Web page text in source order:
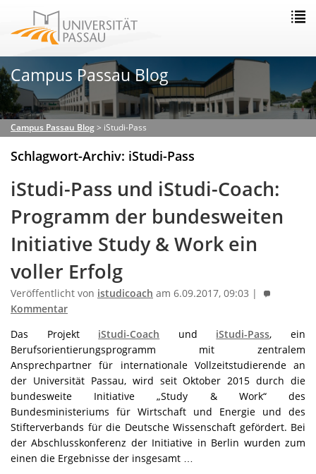
Campus Passau Blog
Campus Passau Blog> iStudi-Pass
Schlagwort-Archiv: iStudi-Pass
iStudi-Pass und iStudi-Coach:
Programm der bundesweiten
Initiative Study & Work ein
voller Erfolg
Veröffentlicht von istudicoach am 6.09.2017, 09:03 |
Kommentar
Das Projekt iStudi-Coach und iStudi-Pass, ein
Berufsorientierungsprogramm mit zentralem
Ansprechpartner für internationale Vollzeitstudierende an
der Universität Passau, wird seit Oktober 2015 durch die
bundesweite Initiative „Study & Work“ des
Bundesministeriums für Wirtschaft und Energie und des
Stifterverbands für die Deutsche Wissenschaft gefördert. Bei
der Abschlusskonferenz der Initiative in Berlin wurden zum
einen die Ergebnisse der insgesamt …